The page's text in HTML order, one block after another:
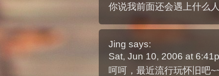
你说我前面还会遇上什么
Jing says:
Sat, Jun 10, 2006 at
呵呵，最近流行玩怀旧吧